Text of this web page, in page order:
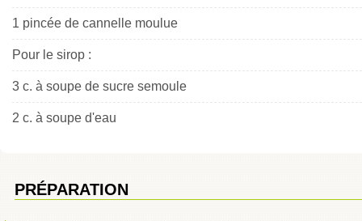
1 pincée de cannelle moulue
Pour le sirop :
3 c. à soupe de sucre semoule
2 c. à soupe d'eau
PRÉPARATION